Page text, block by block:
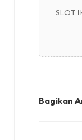
SLOT
Bagikan